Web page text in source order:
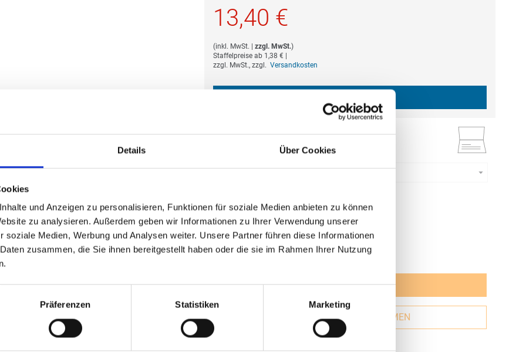
Details Über Cookies
und Anzeigen zu personalisieren, Funktionen für soziale Medien anbieten zu können
zu analysieren. Außerdem geben wir Informationen zu Ihrer Verwendung unserer
soziale Medien, Werbung und Analysen weiter. Unsere Partner führen diese Informationen
zusammen, die Sie ihnen bereitgestellt haben oder die sie im Rahmen Ihrer Nutzung
Präferenzen Statistiken Marketing
13,40 €
(inkl. MwSt. | zzgl. MwSt.)
Staffelpreise ab 1,38 € |
zzgl. MwSt., zzgl. Versandkosten
17,05 €
(inkl. MwSt.|zzgl. MwSt.
zzgl. MwSt., zzgl.Versandkosten
JETZT GESTALTEN
GESTALTUNG ÜBERNEHMEN